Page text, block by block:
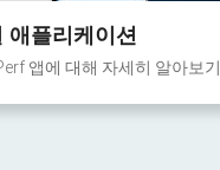
애플리케이션
앱에 대해 자세히 알아보기